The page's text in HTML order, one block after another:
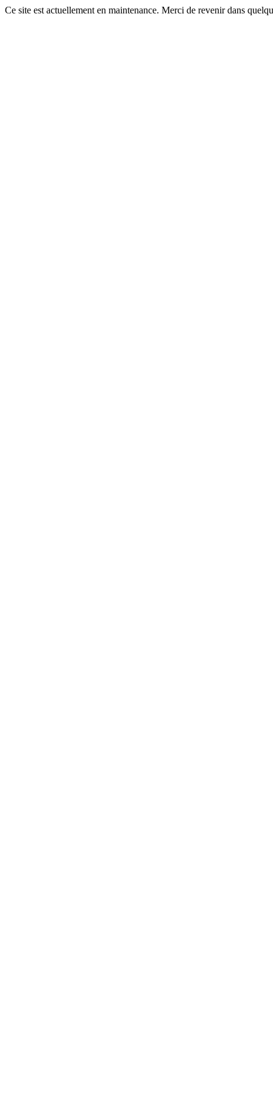
Ce site est actuellement en maintenance. Merci de revenir dans